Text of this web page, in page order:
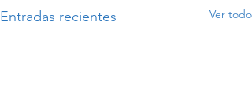
Entradas recientes Ver todo